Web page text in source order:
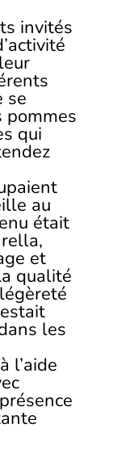
invités
se
pommes
qui
au
était
et
qualité
les
l’aide